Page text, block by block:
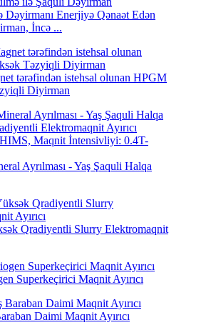
Enerjiyə Qənaət Edən
İncə ...
tərəfindən istehsal olunan HPGM
Diyirman
Ayrılması - Yaş Şaquli Halqa
Qradiyentli Slurry Elektromaqnit
Superkeçirici Maqnit Ayırıcı
Daimi Maqnit Ayırıcı